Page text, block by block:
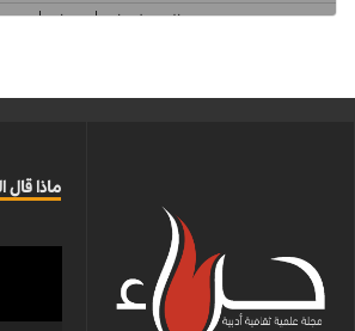
ماذا قال